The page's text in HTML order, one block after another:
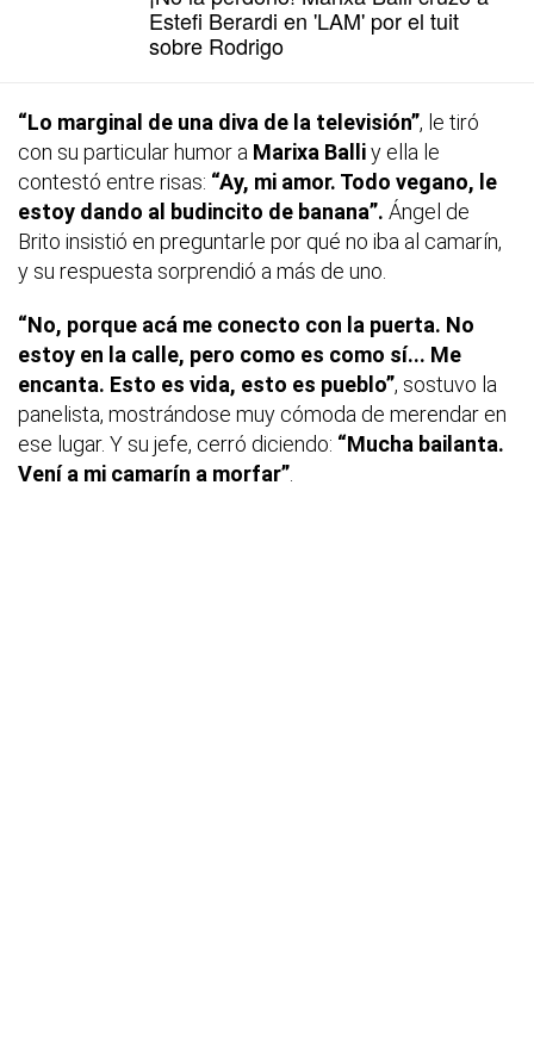
Estefi Berardi en 'LAM' por el tuit
sobre Rodrigo
“Lo marginal de una diva de la televisión”, le tiró
con su particular humor a Marixa Balliy ella le
contestó entre risas: “Ay, mi amor. Todo vegano, le
estoy dando al budincito de banana”. Ángel de
Brito insistió en preguntarle por qué no iba al camarín,
y su respuesta sorprendió a más de uno.
“No, porque acá me conecto con la puerta. No
estoy en la calle, pero como es como sí... Me
encanta. Esto es vida, esto es pueblo”, sostuvo la
panelista, mostrándose muy cómoda de merendar en
ese lugar. Y su jefe, cerró diciendo: “Mucha bailanta.
Vení a mi camarín a morfar”